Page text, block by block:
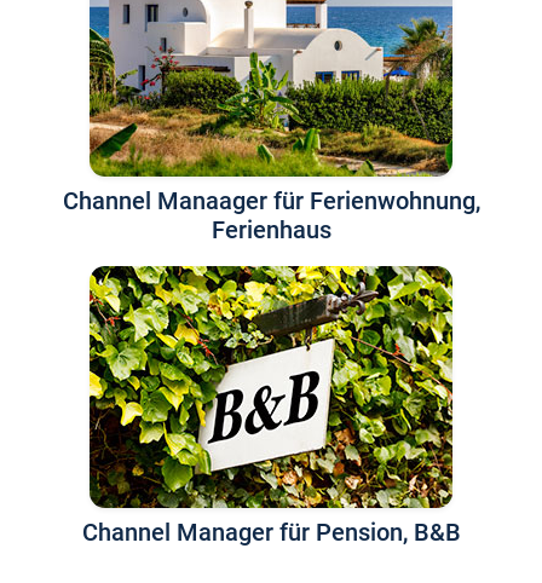
Channel Manaager für Ferienwohnung,
Ferienhaus
Channel Manager für Pension, B&B